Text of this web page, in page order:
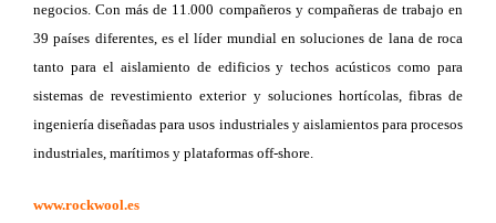
negocios. Con más de 11.000 compañeros y compañeras de trabajo en
39 países diferentes, es el líder mundial en soluciones de lana de roca
tanto para el aislamiento de edificios y techos acústicos como para
sistemas de revestimiento exterior y soluciones hortícolas, fibras de
ingeniería diseñadas para usos industriales y aislamientos para procesos
industriales, marítimos y plataformas off-shore.
www.rockwool.es